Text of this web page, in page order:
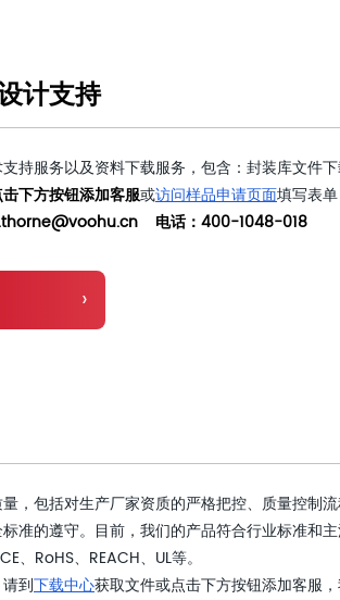
计支持
持服务以及资料下载服务，包含：封装库文件
下方按钮添加客服或访问样品申请页面填写表
电话：400-1048-018
›
，包括对生产厂家资质的严格把控、质量控制
准的遵守。目前，我们的产品符合行业标准和
、RoHS、REACH、UL等。
到下载中心获取文件或点击下方按钮添加客服，